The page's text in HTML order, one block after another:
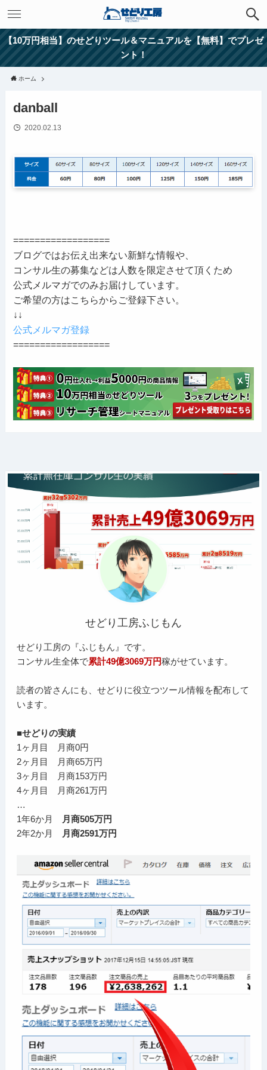
【10万円相当】のせどりツール＆マニュアルを【無料】でプレゼ
ント！
ホーム
danball
2020.02.13
==================
ブログではお伝え出来ない新鮮な情報や、
コンサル生の募集などは人数を限定させて頂くため
公式メルマガでのみお届けしています。
ご希望の方はこちらからご登録下さい。
↓↓
公式メルマガ登録
==================
せどり工房ふじもん
せどり工房の『ふじもん』です。
コンサル生全体で累計49億3069万円稼がせています。
読者の皆さんにも、せどりに役立つツール情報を配布して
います。
■せどりの実績
1ヶ月目 月商0円
2ヶ月目 月商65万円
3ヶ月目 月商153万円
4ヶ月目 月商261万円
…
1年6か月
月商505万円
2年2か月
月商2591万円